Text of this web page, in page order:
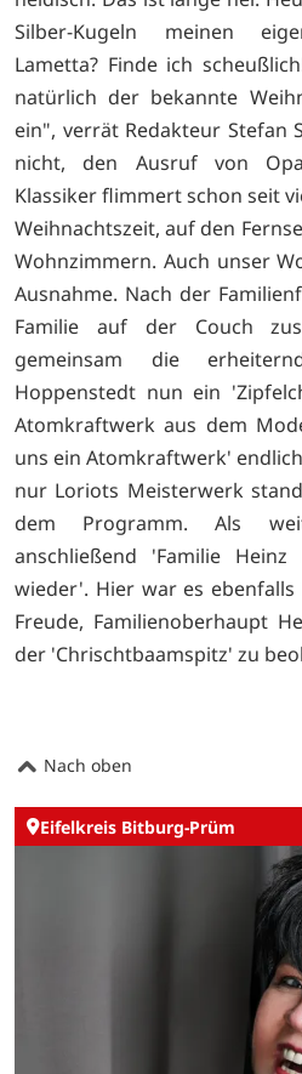
Silber-Kugeln meinen
Lametta? Finde ich
natürlich der bekannte
ein", verrät Redakteur Stefan
nicht, den Ausruf von
Klassiker flimmert schon seit
Weihnachtszeit, auf den
Wohnzimmern. Auch unser
Ausnahme. Nach der
Familie auf der Couch
gemeinsam die
Hoppenstedt nun ein
Atomkraftwerk aus dem
uns ein Atomkraftwerk'
nur Loriots Meisterwerk
dem Programm. Als
anschließend 'Familie
wieder'. Hier war es
Freude, Familienoberhaupt
der 'Chrischtbaamspitz' zu
Nach oben
Eifelkreis Bitburg-Prüm